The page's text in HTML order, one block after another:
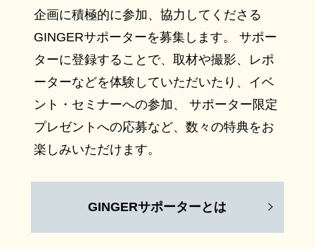
企画に積極的に参加、協力してくださる
GINGERサポーターを募集します。 サポー
ターに登録することで、取材や撮影、レポ
ーターなどを体験していただいたり、イベ
ント・セミナーへの参加、 サポーター限定
プレゼントへの応募など、数々の特典をお
楽しみいただけます。
GINGERサポーターとは